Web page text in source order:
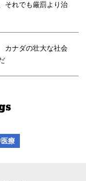
それでも厳罰より治
カナダの壮大な社会
療